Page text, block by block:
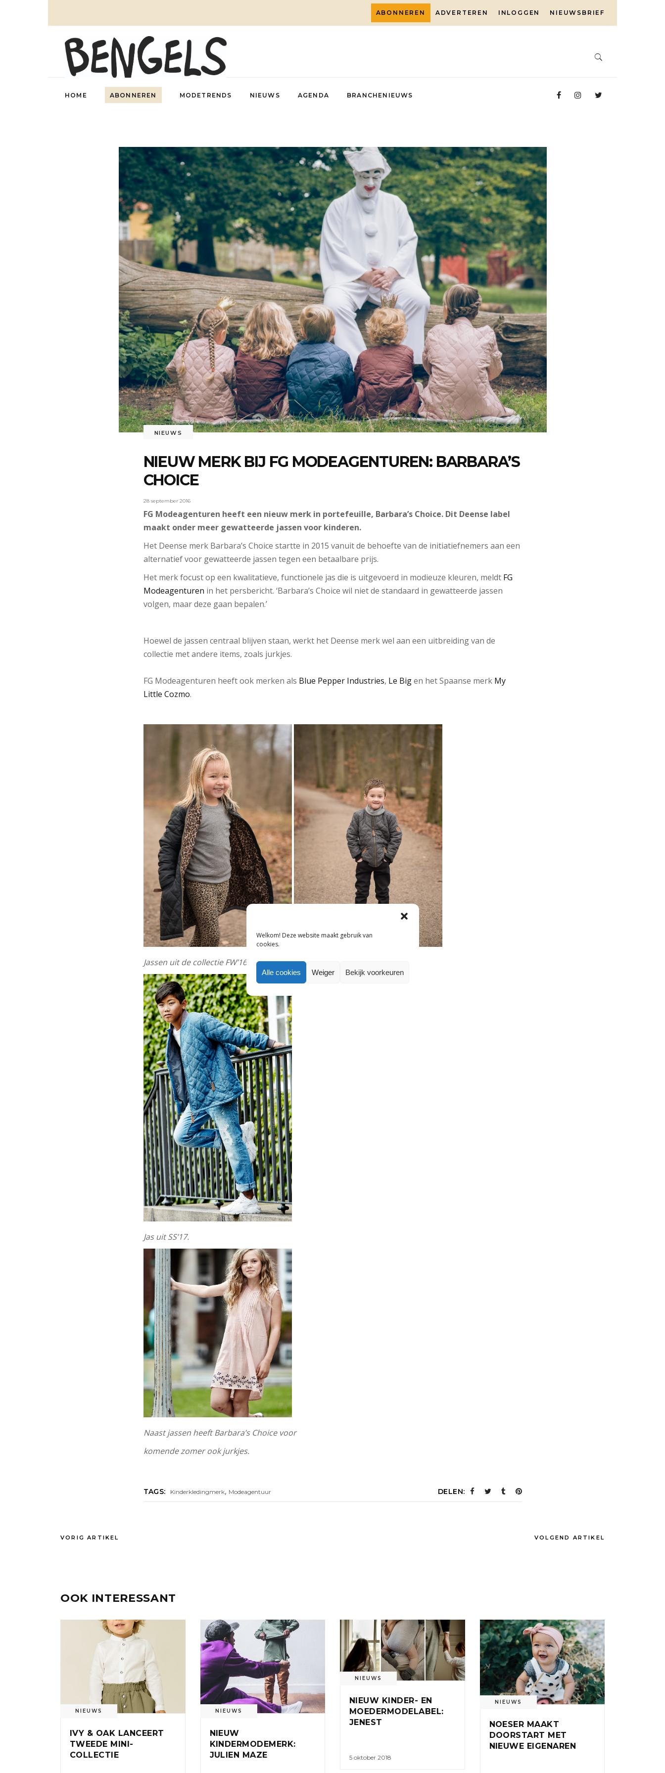
Welkom! Deze website maakt gebruik van
cookies.
Alle cookies Weiger Bekijk voorkeuren
ABONNEREN ADVERTEREN INLOGGEN NIEUWSBRIEF
HOME ABONNEREN MODETRENDS NIEUWS AGENDA BRANCHENIEUWS
NIEUWS
NIEUW MERK BIJ FG MODEAGENTUREN: BARBARA’S
CHOICE
28 september 2016
FG Modeagenturen heeft een nieuw merk in portefeuille, Barbara’s Choice. Dit Deense label
maakt onder meer gewatteerde jassen voor kinderen.
Het Deense merk Barbara’s Choice startte in 2015 vanuit de behoefte van de initiatiefnemers aan een
alternatief voor gewatteerde jassen tegen een betaalbare prijs.
Het merk focust op een kwalitatieve, functionele jas die is uitgevoerd in modieuze kleuren, meldt FG
Modeagenturen in het persbericht. ‘Barbara’s Choice wil niet de standaard in gewatteerde jassen
volgen, maar deze gaan bepalen.’
Hoewel de jassen centraal blijven staan, werkt het Deense merk wel aan een uitbreiding van de
collectie met andere items, zoals jurkjes.
FG Modeagenturen heeft ook merken als Blue Pepper Industries, Le Bigen het Spaanse merk My
Little Cozmo.
Jassen uit de collectie FW’16 van Barbara’s Choice.
Jas uit SS’17.
Naast jassen heeft Barbara’s Choice voor
komende zomer ook jurkjes.
TAGS: Kinderkledingmerk, Modeagentuur DELEN:
VORIG ARTIKEL VOLGEND ARTIKEL
OOK INTERESSANT
NIEUWS
IVY & OAK LANCEERT
TWEEDE MINI-
COLLECTIE
NIEUWS
NIEUW
KINDERMODEMERK:
JULIEN MAZE
NIEUWS
NIEUW KINDER- EN
MOEDERMODELABEL:
JENEST
5 oktober 2018
NIEUWS
NOESER MAAKT
DOORSTART MET
NIEUWE EIGENAREN